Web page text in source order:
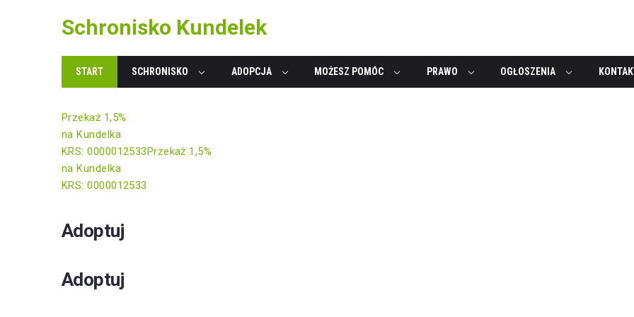
Schronisko Kundelek
START SCHRONISKO ADOPCJA MOŻESZ POMÓC PRAWO OGŁOSZENIA
Przekaż 1,5%
na Kundelka
KRS: 0000012533Przekaż 1,5%
na Kundelka
KRS: 0000012533
Adoptuj
Adoptuj